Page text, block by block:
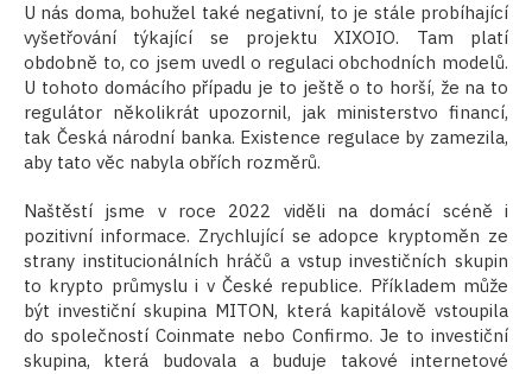
U nás doma, bohužel také negativní, to je stále probíhající
vyšetřování týkající se projektu XIXOIO. Tam platí
obdobně to, co jsem uvedl o regulaci obchodních modelů.
U tohoto domácího případu je to ještě o to horší, že na to
regulátor několikrát upozornil, jak ministerstvo financí,
tak Česká národní banka. Existence regulace by zamezila,
aby tato věc nabyla obřích rozměrů.
Naštěstí jsme v roce 2022 viděli na domácí scéně i
pozitivní informace. Zrychlující se adopce kryptoměn ze
strany institucionálních hráčů a vstup investičních skupin
to krypto průmyslu i v České republice. Příkladem může
být investiční skupina MITON, která kapitálově vstoupila
do společností Coinmate nebo Confirmo. Je to investiční
skupina, která budovala a buduje takové internetové